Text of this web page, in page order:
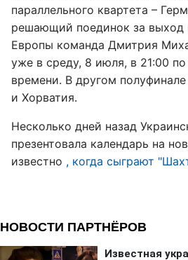
параллельного квартета –
решающий поединок за выход
Европы команда Дмитрия
уже в среду, 8 июля, в 21:00
времени. В другом
и Хорватия.
Несколько дней назад
презентовала календарь на
известно , когда сыграют